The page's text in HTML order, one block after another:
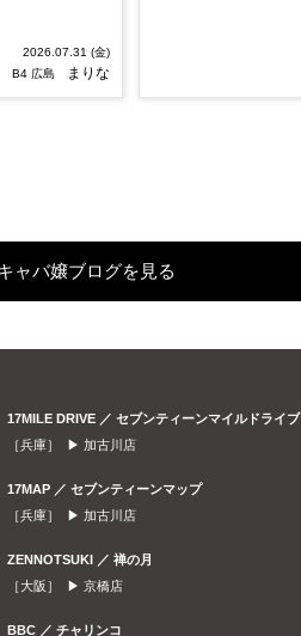
2026.07.31 (金)
B4 広島
まりな
ャバ嬢ブログを見る
17MILE DRIVE ／ セブンティーンマイルドライブ
［兵庫］ ▶ 加古川店
17MAP ／ セブンティーンマップ
［兵庫］ ▶ 加古川店
ZENNOTSUKI ／ 禅の月
［大阪］ ▶ 京橋店
BBC ／ チャリンコ